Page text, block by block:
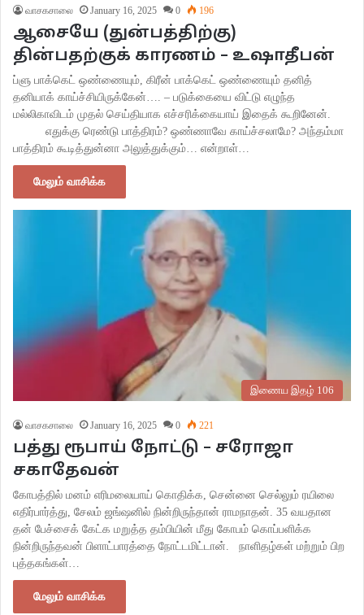
வாசகசாலை January 16, 2025 0 196
ஆசையே (துன்பத்திற்கு)
தின்பதற்குக் காரணம் – உஷாதீபன்
ப்ளு பாக்கெட் ஒண்ணையும், கிரீன் பாக்கெட் ஒண்ணையும் தனித்
தனியாக் காய்ச்சியிருக்கேன்…. – படுக்கையை விட்டு எழுந்த
மல்லிகாவிடம் முதல் செய்தியாக எச்சரிக்கையாய் இதைக் கூறினேன்.
எதுக்கு ரெண்டு பாத்திரம்? ஒண்ணாவே காய்ச்சலாமே? அந்தம்மா
பாத்திரம் கூடித்துன்னா அலுத்துக்கும்… என்றாள்…
மேலும் வாசிக்க
இணைய இதழ் 106
வாசகசாலை January 16, 2025 0 221
பத்து ரூபாய் நோட்டு – சரோஜா
சகாதேவன்
கோபத்தில் மனம் எரிமலையாய் கொதிக்க, சென்னை செல்லும் ரயிலை
எதிர்பார்த்து, சேலம் ஜங்ஷனில் நின்றிருந்தான் ராமநாதன். 35 வயதான
தன் பேச்சைக் கேட்க மறுத்த தம்பியின் மீது கோபம் கொப்பளிக்க
நின்றிருந்தவன் பிளாட்பாரத்தை நோட்டமிட்டான். நாளிதழ்கள் மற்றும் பிற
புத்தகங்கள்…
மேலும் வாசிக்க